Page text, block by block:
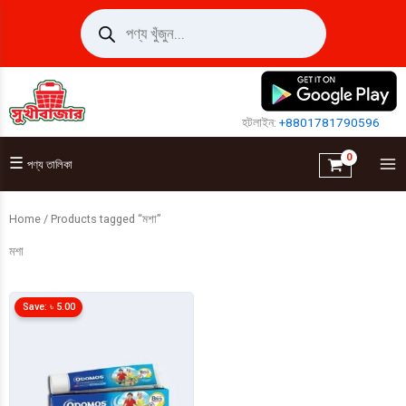
Products
search
হটলাইন:+8801781790596
☰ পণ্য তালিকা
Home / Products tagged “মশা”
মশা
Save: ৳ 5.00